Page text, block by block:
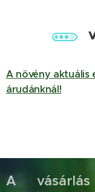
A növény aktuális
árudánknál!
A